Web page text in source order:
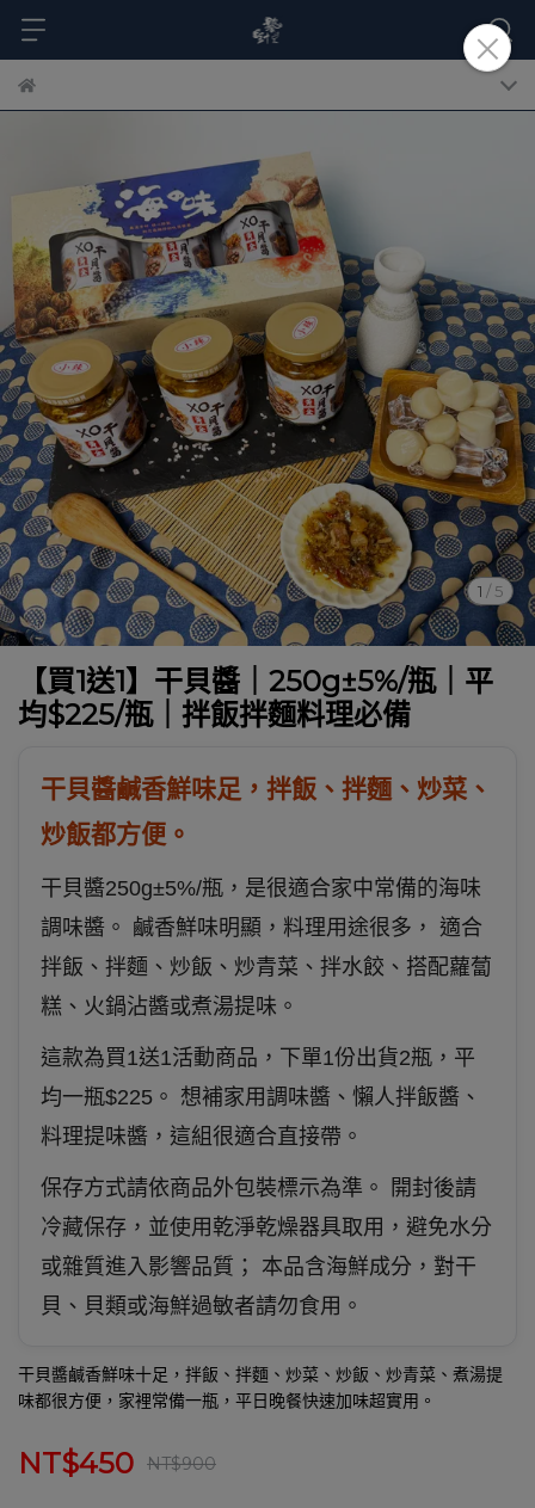
1 / 5
【買1送1】干貝醬｜250g±5%/瓶｜平
均$225/瓶｜拌飯拌麵料理必備
干貝醬鹹香鮮味足，拌飯、拌麵、炒菜、
炒飯都方便。
干貝醬250g±5%/瓶，是很適合家中常備的海味
調味醬。 鹹香鮮味明顯，料理用途很多， 適合
拌飯、拌麵、炒飯、炒青菜、拌水餃、搭配蘿蔔
糕、火鍋沾醬或煮湯提味。
這款為買1送1活動商品，下單1份出貨2瓶，平
均一瓶$225。 想補家用調味醬、懶人拌飯醬、
料理提味醬，這組很適合直接帶。
保存方式請依商品外包裝標示為準。 開封後請
冷藏保存，並使用乾淨乾燥器具取用，避免水分
或雜質進入影響品質； 本品含海鮮成分，對干
貝、貝類或海鮮過敏者請勿食用。
干貝醬鹹香鮮味十足，拌飯、拌麵、炒菜、炒飯、炒青菜、煮湯提
味都很方便，家裡常備一瓶，平日晚餐快速加味超實用。
NT$450 NT$900